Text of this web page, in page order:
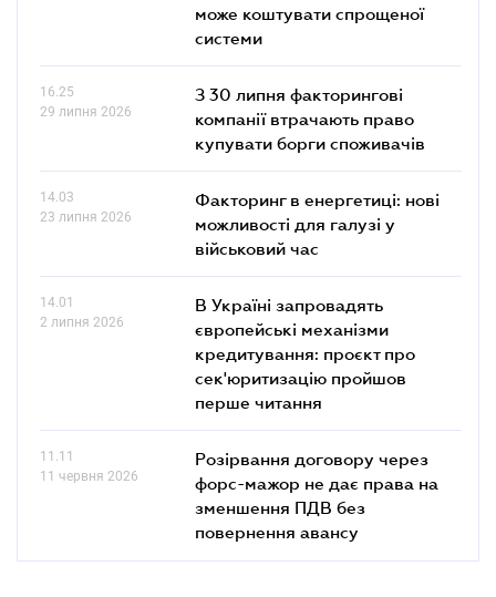
може коштувати спрощеної
системи
16.25
29 липня 2026
З 30 липня факторингові
компанії втрачають право
купувати борги споживачів
14.03
23 липня 2026
Факторинг в енергетиці: нові
можливості для галузі у
військовий час
14.01
2 липня 2026
В Україні запровадять
європейські механізми
кредитування: проєкт про
сек'юритизацію пройшов
перше читання
11.11
11 червня 2026
Розірвання договору через
форс-мажор не дає права на
зменшення ПДВ без
повернення авансу